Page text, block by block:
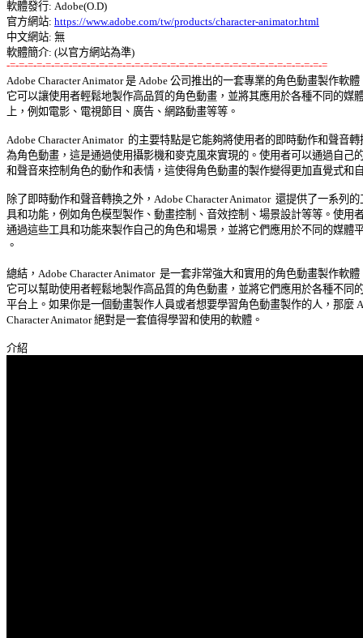
軟體發行: Adobe(O.D)
官方網站: https://www.adobe.com/tw/products/character-animator.html
中文網站: 無
-=-=-=-=-=-=-=-=-=-=-=-=-=-=-=-=-=-=-=-=-=-=-=-=-=-=-=-=-=-=-=-=-=-=-=-=
Adobe Character Animator 是 Adobe 公司推出的一套專業的角色動畫製作軟
它可以讓使用者輕鬆地製作高品質的角色動畫，並將其應用於各種不同的媒
上，例如電影、電視節目、廣告、網路動畫等等。
Adobe Character Animator  的主要特點是它能夠將使用者的即時動作和聲音
為角色動畫，這是通過使用攝影機和麥克風來實現的。使用者可以通過自己
和聲音來控制角色的動作和表情，這使得角色動畫的製作變得更加直覺式和
除了即時動作和聲音轉換之外，Adobe Character Animator  還提供了一系列
具和功能，例如角色模型製作、動畫控制、音效控制、場景設計等等。使用
通過這些工具和功能來製作自己的角色和場景，並將它們應用於不同的媒體
。
總結，Adobe Character Animator  是一套非常強大和實用的角色動畫製作軟
它可以幫助使用者輕鬆地製作高品質的角色動畫，並將它們應用於各種不同
平台上。如果你是一個動畫製作人員或者想要學習角色動畫製作的人，那麼
Character Animator 絕對是一套值得學習和使用的軟體。